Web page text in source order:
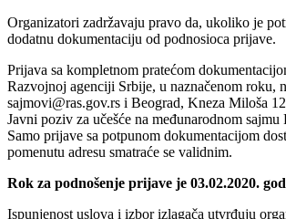
Organizatori zadržavaju pravo da, ukoliko je
dodatnu dokumentaciju od podnosioca prijave.
Prijava sa kompletnom pratećom
Razvojnoj agenciji Srbije, u naznačenom roku,
sajmovi@ras.gov.rs i Beograd, Kneza Miloša
Javni poziv za učešće na međunarodnom
Samo prijave sa potpunom dokumentacijom
pomenutu adresu smatraće se validnim.
Rok za podnošenje prijave je 03.02.2020.
Ispunjenost uslova i izbor izlagača utvrđuju